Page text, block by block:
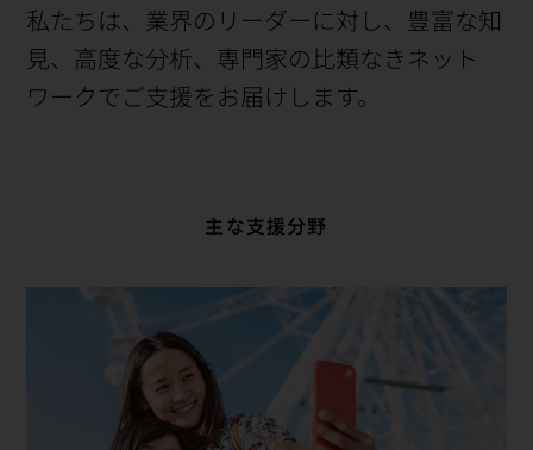
私たちは、業界のリーダーに対し、豊富な知
見、高度な分析、専門家の比類なきネット
ワークでご支援をお届けします。
主な支援分野